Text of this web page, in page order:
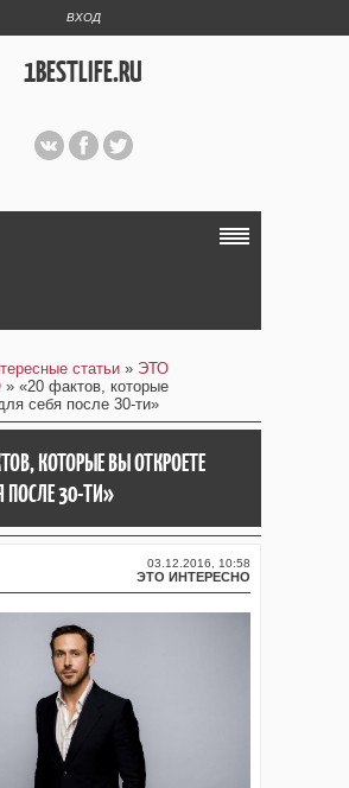
ВХОД
1BESTLIFE.RU
статьи » ЭТО
» «20 фактов, которые
себя после 30-ти»
КОТОРЫЕ ВЫ ОТКРОЕТЕ
ПОСЛЕ 30-ТИ»
03.12.2016, 10:58
ЭТО ИНТЕРЕСНО